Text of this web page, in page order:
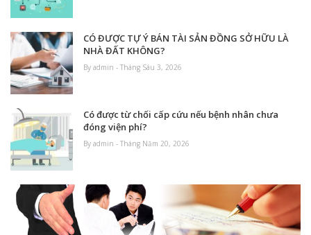
CÓ ĐƯỢC TỰ Ý BÁN TÀI SẢN ĐỒNG SỞ HỮU LÀ
NHÀ ĐẤT KHÔNG?
By admin - Tháng Sáu 3, 2026
Có được từ chối cấp cứu nếu bệnh nhân chưa
đóng viện phí?
By admin - Tháng Năm 20, 2026